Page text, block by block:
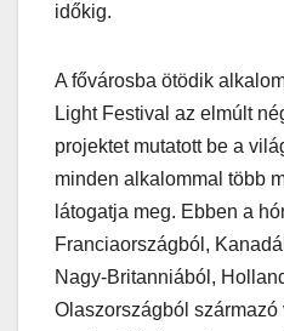
időkig.
A fővárosba ötödik
Light Festival az elmúlt
projektet mutatott be a
minden alkalommal több
látogatja meg. Ebben a
Franciaországból,
Nagy-Britanniából,
Olaszországból